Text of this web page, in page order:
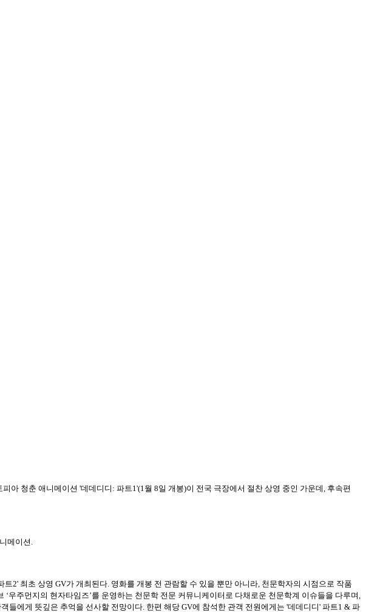
아 청춘 애니메이션 '데데디디: 파트1'(1월 8일 개봉)이 전국 극장에서 절찬 상영 중인 가운데, 후속편
메이션.
2' 최초 상영 GV가 개최된다. 영화를 개봉 전 관람할 수 있을 뿐만 아니라, 천문학자의 시점으로 작품
주먼지의 현자타임즈’를 운영하는 천문학 전문 커뮤니케이터로 다채로운 천문학계 이슈들을 다루며,
들에게 뜻깊은 추억을 선사할 전망이다. 한편 해당 GV에 참석한 관객 전원에게는 '데데디디' 파트1 & 파